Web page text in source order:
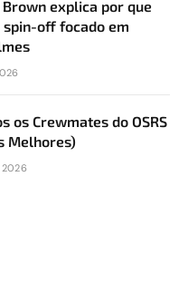
explica por que
spin-off focado em
os Crewmates do OSRS
Melhores)
2026